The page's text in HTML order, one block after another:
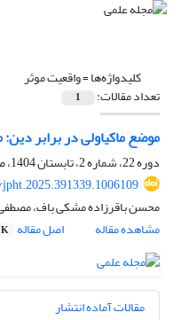
کلیدواژه‌ها =واقعیت موثر
تعداد مقالات: 1
موضع ماکیاولی در برابر
دوره 22، شماره 2، تابستان 1404، صفحه
محسن باقرزاده مشکی باف،
مشاهده مقاله
اصل مقاله
مقالات آماده انتشار